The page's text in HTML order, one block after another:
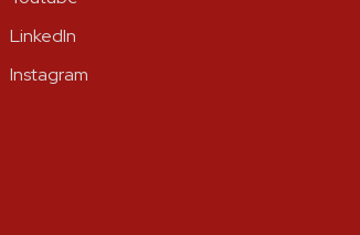
LinkedIn
Instagram